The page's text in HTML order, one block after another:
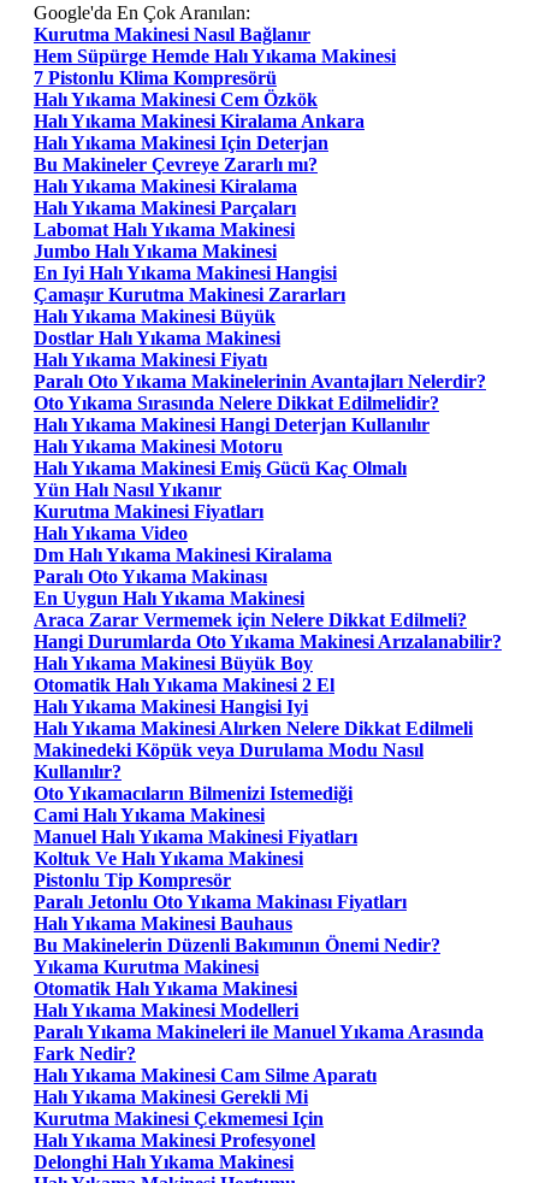
Google'da En Çok Aranılan:
Kurutma Makinesi Nasıl Bağlanır
Hem Süpürge Hemde Halı Yıkama Makinesi
7 Pistonlu Klima Kompresörü
Halı Yıkama Makinesi Cem Özkök
Halı Yıkama Makinesi Kiralama Ankara
Halı Yıkama Makinesi Için Deterjan
Bu Makineler Çevreye Zararlı mı?
Halı Yıkama Makinesi Kiralama
Halı Yıkama Makinesi Parçaları
Labomat Halı Yıkama Makinesi
Jumbo Halı Yıkama Makinesi
En Iyi Halı Yıkama Makinesi Hangisi
Çamaşır Kurutma Makinesi Zararları
Halı Yıkama Makinesi Büyük
Dostlar Halı Yıkama Makinesi
Halı Yıkama Makinesi Fiyatı
Paralı Oto Yıkama Makinelerinin Avantajları Nelerdir?
Oto Yıkama Sırasında Nelere Dikkat Edilmelidir?
Halı Yıkama Makinesi Hangi Deterjan Kullanılır
Halı Yıkama Makinesi Motoru
Halı Yıkama Makinesi Emiş Gücü Kaç Olmalı
Yün Halı Nasıl Yıkanır
Kurutma Makinesi Fiyatları
Halı Yıkama Video
Dm Halı Yıkama Makinesi Kiralama
Paralı Oto Yıkama Makinası
En Uygun Halı Yıkama Makinesi
Araca Zarar Vermemek için Nelere Dikkat Edilmeli?
Hangi Durumlarda Oto Yıkama Makinesi Arızalanabilir?
Halı Yıkama Makinesi Büyük Boy
Otomatik Halı Yıkama Makinesi 2 El
Halı Yıkama Makinesi Hangisi Iyi
Halı Yıkama Makinesi Alırken Nelere Dikkat Edilmeli
Makinedeki Köpük veya Durulama Modu Nasıl
Kullanılır?
Oto Yıkamacıların Bilmenizi Istemediği
Cami Halı Yıkama Makinesi
Manuel Halı Yıkama Makinesi Fiyatları
Koltuk Ve Halı Yıkama Makinesi
Pistonlu Tip Kompresör
Paralı Jetonlu Oto Yıkama Makinası Fiyatları
Halı Yıkama Makinesi Bauhaus
Bu Makinelerin Düzenli Bakımının Önemi Nedir?
Yıkama Kurutma Makinesi
Otomatik Halı Yıkama Makinesi
Halı Yıkama Makinesi Modelleri
Paralı Yıkama Makineleri ile Manuel Yıkama Arasında
Fark Nedir?
Halı Yıkama Makinesi Cam Silme Aparatı
Halı Yıkama Makinesi Gerekli Mi
Kurutma Makinesi Çekmemesi Için
Halı Yıkama Makinesi Profesyonel
Delonghi Halı Yıkama Makinesi